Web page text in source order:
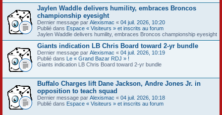
Jaylen Waddle delivers humility, embraces Broncos
championship eyesight
Dernier message par Alexismac « 04 juil. 2026, 10:20
Publié dans Espace « Visiteurs » et inscrits au forum
Jaylen Waddle delivers humility, embraces Broncos championship eyesight
Giants indication LB Chris Board toward 2-yr bundle
Dernier message par Alexismac « 04 juil. 2026, 10:19
Publié dans Le « Grand Bazar RDJ » !
Giants indication LB Chris Board toward 2-yr bundle
Buffalo Charges lift Dane Jackson, Andre Jones Jr. in
opposition to teach squad
Dernier message par Alexismac « 04 juil. 2026, 10:18
Publié dans Espace « Visiteurs » et inscrits au forum